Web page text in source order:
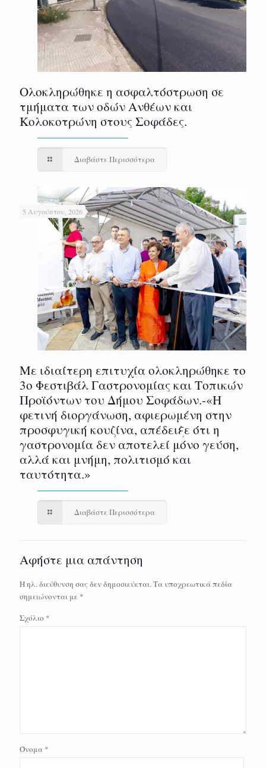
Ολοκληρώθηκε η ασφαλτόστρωση σε
τμήματα των οδών Ανθέων και
Κολοκοτρώνη στους Σοφάδες.
Διαβάστε Περισσότερα
5 Αυγούστου, 2026
Με ιδιαίτερη επιτυχία ολοκληρώθηκε το
3ο Φεστιβάλ Γαστρονομίας και Τοπικών
Προϊόντων του Δήμου Σοφάδων.-«Η
φετινή διοργάνωση, αφιερωμένη στην
προσφυγική κουζίνα, απέδειξε ότι η
γαστρονομία δεν αποτελεί μόνο γεύση,
αλλά και μνήμη, πολιτισμό και
ταυτότητα.»
Διαβάστε Περισσότερα
Αφήστε μια απάντηση
Η ηλ. διεύθυνση σας δεν δημοσιεύεται.Τα υποχρεωτικά πεδία
σημειώνονται με *
Σχόλιο *
Όνομα *